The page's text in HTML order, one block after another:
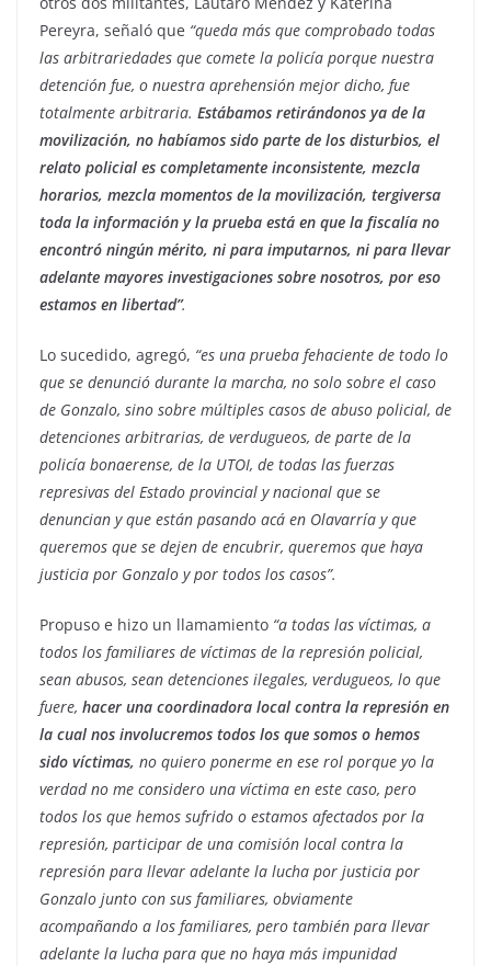
Pereyra, señaló que “queda más que comprobado todas
las arbitrariedades que comete la policía porque nuestra
detención fue, o nuestra aprehensión mejor dicho, fue
totalmente arbitraria. Estábamos retirándonos ya de la
movilización, no habíamos sido parte de los disturbios, el
relato policial es completamente inconsistente, mezcla
horarios, mezcla momentos de la movilización, tergiversa
toda la información y la prueba está en que la fiscalía no
encontró ningún mérito, ni para imputarnos, ni para llevar
adelante mayores investigaciones sobre nosotros, por eso
estamos en libertad”.
Lo sucedido, agregó, “es una prueba fehaciente de todo lo
que se denunció durante la marcha, no solo sobre el caso
de Gonzalo, sino sobre múltiples casos de abuso policial, de
detenciones arbitrarias, de verdugueos, de parte de la
policía bonaerense, de la UTOI, de todas las fuerzas
represivas del Estado provincial y nacional que se
denuncian y que están pasando acá en Olavarría y que
queremos que se dejen de encubrir, queremos que haya
justicia por Gonzalo y por todos los casos”.
Propuso e hizo un llamamiento “a todas las víctimas, a
todos los familiares de víctimas de la represión policial,
sean abusos, sean detenciones ilegales, verdugueos, lo que
fuere, hacer una coordinadora local contra la represión en
la cual nos involucremos todos los que somos o hemos
sido víctimas, no quiero ponerme en ese rol porque yo la
verdad no me considero una víctima en este caso, pero
todos los que hemos sufrido o estamos afectados por la
represión, participar de una comisión local contra la
represión para llevar adelante la lucha por justicia por
Gonzalo junto con sus familiares, obviamente
acompañando a los familiares, pero también para llevar
adelante la lucha para que no haya más impunidad